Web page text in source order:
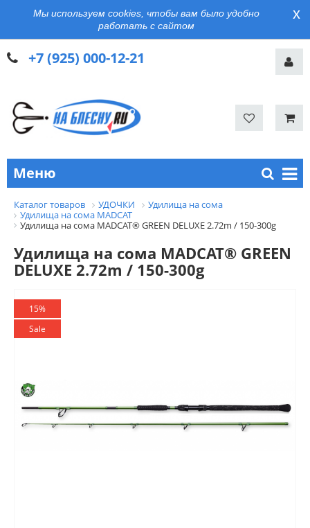
Мы используем cookies, чтобы вам было удобно
работать с сайтом
x
+7 (925) 000-12-21
Меню
Каталог товаров УДОЧКИ
Удилища на сома
Удилища на сома MADCAT
Удилища на сома MADCAT® GREEN DELUXE 2.72m / 150-300g
Удилища на сома MADCAT® GREEN
DELUXE 2.72m / 150-300g
15%
Sale